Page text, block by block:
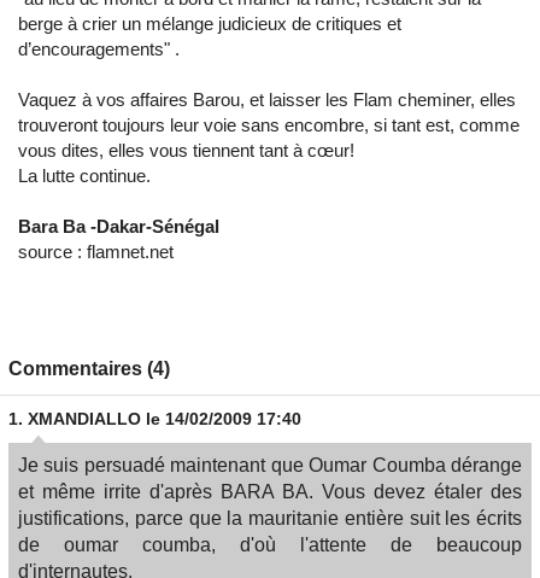
berge à crier un mélange judicieux de critiques et
d’encouragements" .
Vaquez à vos affaires Barou, et laisser les Flam cheminer, elles
trouveront toujours leur voie sans encombre, si tant est, comme
vous dites, elles vous tiennent tant à cœur!
La lutte continue.
Bara Ba -Dakar-Sénégal
source : flamnet.net
Commentaires (4)
1. XMANDIALLO le 14/02/2009 17:40
Je suis persuadé maintenant que Oumar Coumba dérange
et même irrite d'après BARA BA. Vous devez étaler des
justifications, parce que la mauritanie entière suit les écrits
de oumar coumba, d'où l'attente de beaucoup
d'internautes.